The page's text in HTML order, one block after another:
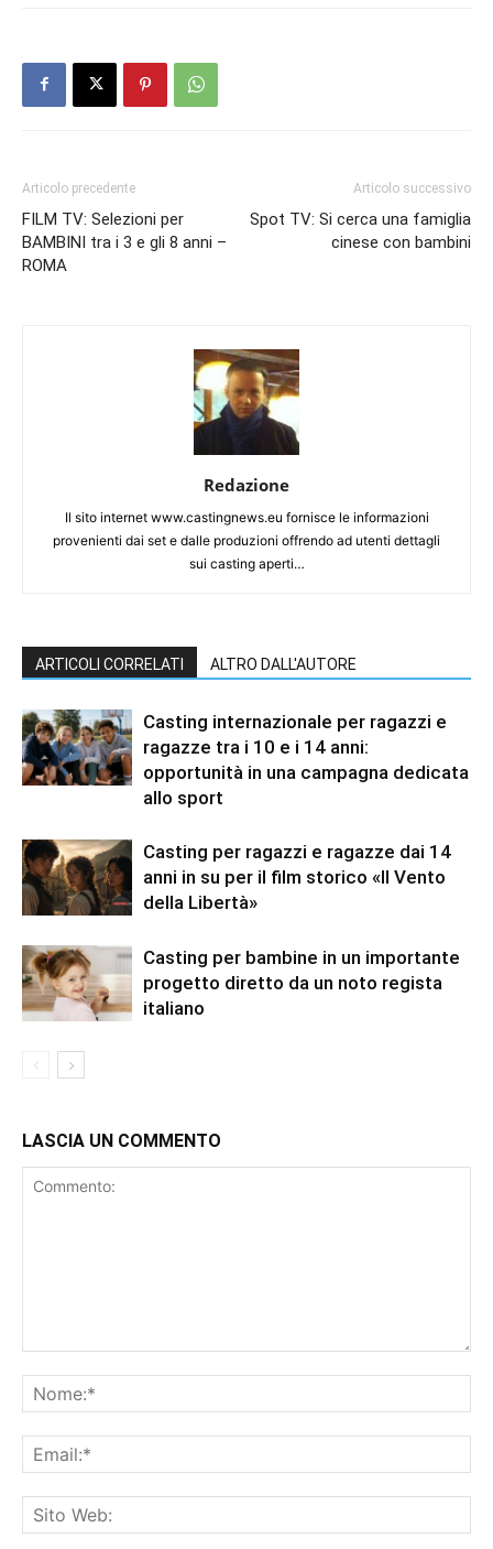
Articolo precedente
FILM TV: Selezioni per
BAMBINI tra i 3 e gli 8 anni –
ROMA
Articolo successivo
Spot TV: Si cerca una famiglia
cinese con bambini
Redazione
Il sito internet www.castingnews.eu fornisce le informazioni
provenienti dai set e dalle produzioni offrendo ad utenti dettagli
sui casting aperti…
ARTICOLI CORRELATI ALTRO DALL'AUTORE
Casting internazionale per ragazzi e
ragazze tra i 10 e i 14 anni:
opportunità in una campagna dedicata
allo sport
Casting per ragazzi e ragazze dai 14
anni in su per il film storico «Il Vento
della Libertà»
Casting per bambine in un importante
progetto diretto da un noto regista
italiano
LASCIA UN COMMENTO